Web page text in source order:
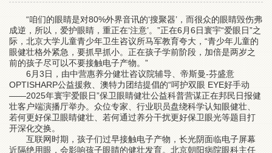
“咱们的眼睛是对80%外界音讯的‘搜聚器’，而很众的眼睛毁伤弗
成逆，所以，爱护眼睛，重正在‘注意’。”正在6月6日寰宇“爱眼日”之
际，北京大学儿童青少年卫生咨议所马军教育夸大，“青少年儿童的
眼健壮格外紧急，要抓早抓小。正在孩子学前阶段，加倍是两岁之
前的孩子尽可以不要接触电子产物。”
6月3日，由中营惠养分健壮咨议院辅导、帝斯曼-芬盛意
OPTISHARP公益援救、澳特力团结提倡的“呵护双眼 EYE好手动
——2025年寰宇爱眼日”保卫眼睛健壮公益科普营谋正在邦民日报健
壮客户端演播厅举办。众位专家、行业职员盘绕科学认知眼健壮、
若何更好保卫眼睛健壮、若何通过养分干扰更好保卫眼光等题目打
开深化交换。
互联网时期，孩子们过早接触电子产物，长光阴面临电子屏幕
近隔绝用眼，会影响孩子眼睛的健壮发育。北京朝阳病院眼科主任